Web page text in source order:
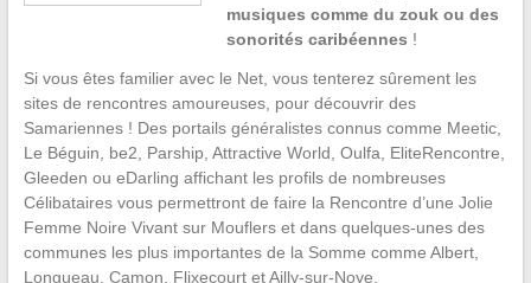
musiques comme du zouk ou des
sonorités caribéennes !
Si vous êtes familier avec le Net, vous tenterez sûrement les
sites de rencontres amoureuses, pour découvrir des
Samariennes ! Des portails généralistes connus comme Meetic,
Le Béguin, be2, Parship, Attractive World, Oulfa, EliteRencontre,
Gleeden ou eDarling affichant les profils de nombreuses
Célibataires vous permettront de faire la Rencontre d’une Jolie
Femme Noire Vivant sur Mouflers et dans quelques-unes des
communes les plus importantes de la Somme comme Albert,
Longueau, Camon, Flixecourt et Ailly-sur-Noye.